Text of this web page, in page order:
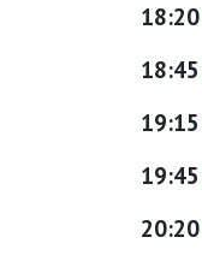
18:20
18:45
19:15
19:45
20:20